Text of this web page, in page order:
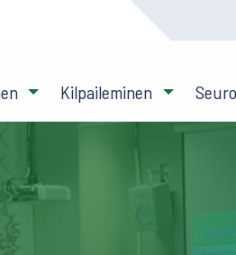
Kilpaileminen